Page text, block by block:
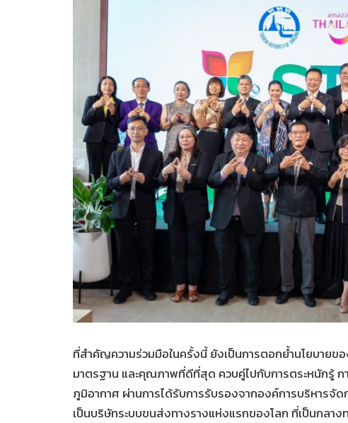
ที่สำคัญความร่วมมือในครั้งนี้ ยังเป็นการตอกย้ำนโยบายข
มาตรฐาน และคุณภาพที่ดีที่สุด ควบคู่ไปกับการตระหนักรู้
ภูมิอากาศ ผ่านการได้รับการรับรองจากองค์การบริหารจั
เป็นบริษัทระบบขนส่งทางรางแห่งแรกของโลก ที่เป็นกลาง